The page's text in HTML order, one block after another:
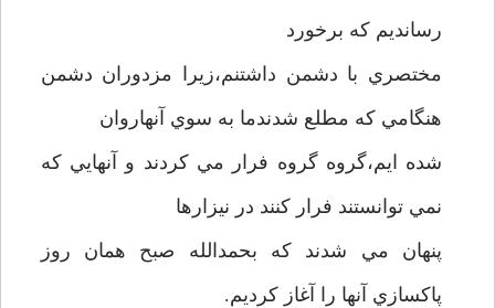
رسانديم که برخورد
مختصري با دشمن داشتنم،زيرا مزدوران دشمن
هنگامي که مطلع شدندما به سوي آنهاروان
شده ايم،گروه گروه فرار مي کردند و آنهايي که
نمي توانستند فرار کنند در نيزارها
پنهان مي شدند که بحمدالله صبح همان روز
پاکسازي آنها را آغاز کرديم.